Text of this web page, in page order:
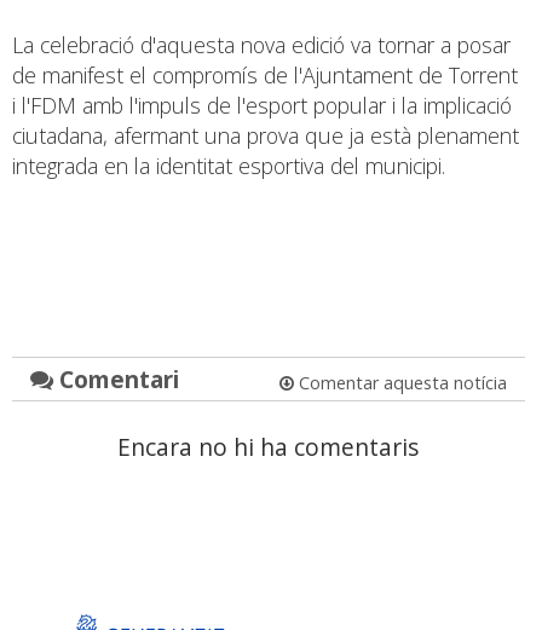
La celebració d'aquesta nova edició va tornar a posar
de manifest el compromís de l'Ajuntament de Torrent
i l'FDM amb l'impuls de l'esport popular i la implicació
ciutadana, afermant una prova que ja està plenament
integrada en la identitat esportiva del municipi.
Comentari Comentar aquesta notícia
Encara no hi ha comentaris